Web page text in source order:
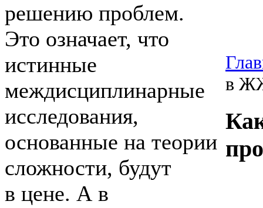
решению проблем.
Это означает, что
истинные
междисциплинарные
исследования,
основанные на теории
сложности, будут
в цене. А в
в